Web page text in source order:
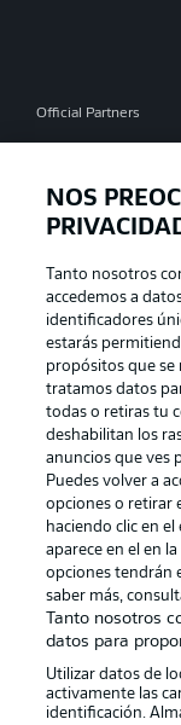
Official Partners
Publicidad
Gestionar las
Canales
Jugadores
Sello Editorial
NOS
Tanto nosotros
accedemos a
identificadores
estarás
propósitos que se
tratamos datos
todas o retiras tu
deshabilitan los
anuncios que ves
Puedes volver a
opciones o retirar
haciendo clic en
aparece en el en
opciones tendrán
saber más,
Tanto nosotros
datos para
Utilizar datos de
activamente las
identificación.